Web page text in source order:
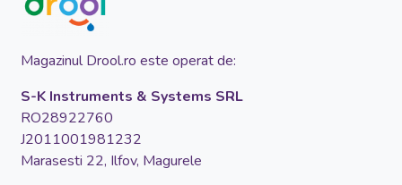
Magazinul Drool.ro este operat de:
S-K Instruments & Systems SRL
RO28922760
J2011001981232
Marasesti 22, Ilfov, Magurele